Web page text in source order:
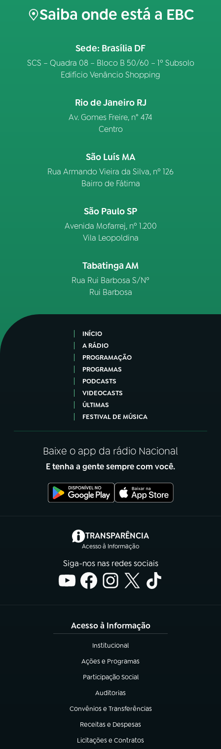
Saiba onde está a EBC
Sede: Brasília DF
SCS – Quadra 08 – Bloco B 50/60 – 1º Subsolo
Edifício Venâncio Shopping
Rio de Janeiro RJ
Av. Gomes Freire, n° 474
Centro
São Luís MA
Rua Armando Vieira da Silva, nº 126
Bairro de Fátima
São Paulo SP
Avenida Mofarrej, nº 1.200
Vila Leopoldina
Tabatinga AM
Rua Rui Barbosa S/Nº
Rui Barbosa
INÍCIO
A RÁDIO
PROGRAMAÇÃO
PROGRAMAS
PODCASTS
VIDEOCASTS
ÚLTIMAS
FESTIVAL DE MÚSICA
Baixe o app da rádio Nacional
E tenha a gente sempre com você.
TRANSPARÊNCIA
Acesso à Informação
(abre em nova aba)
Siga-nos nas redes sociais
Acesso à Informação
Institucional
(abre em nova aba)
Ações e Programas
(abre em nova aba)
Participação Social
(abre em nova aba)
Auditorias
(abre em nova aba)
Convênios e Transferências
(abre em nova aba)
Receitas e Despesas
(abre em nova aba)
Licitações e Contratos
(abre em nova aba)